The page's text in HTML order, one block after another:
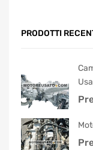
PRODOTTI